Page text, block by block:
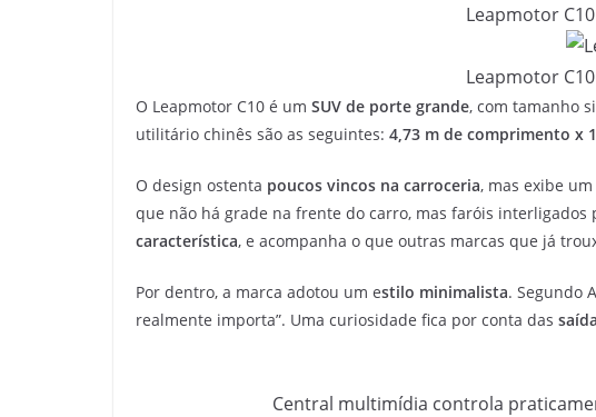
Leapmotor
Leapmotor
O Leapmotor C10 é um SUV de porte grande, com tamanho
utilitário chinês são as seguintes: 4,73 m de comprimento x
O design ostenta poucos vincos na carroceria, mas exibe
que não há grade na frente do carro, mas faróis
característica, e acompanha o que outras marcas que já
Por dentro, a marca adotou um estilo minimalista. Segundo
realmente importa”. Uma curiosidade fica por conta das
Central multimídia controla